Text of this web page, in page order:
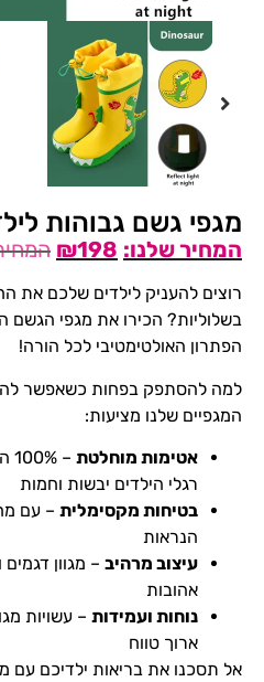
מגפי גשם גבוהות
₪198
רוצים להעניק לילדים שלכם את
בשלוליות? הכירו את מגפי הגשם
הפתרון האולטימטיבי לכל הורה!
למה להסתפק בפחות כשאפשר
המגפיים שלנו מציעות:
אטימות מוחלטת
רגלי הילדים יבשות וחמות
בטיחות מקסימלית – עם
הנראות
עיצוב מרהיב
אהובות
נוחות ועמידות – עשויות
ארוך טווח
אל תסכנו את בריאות ילדיכם עם